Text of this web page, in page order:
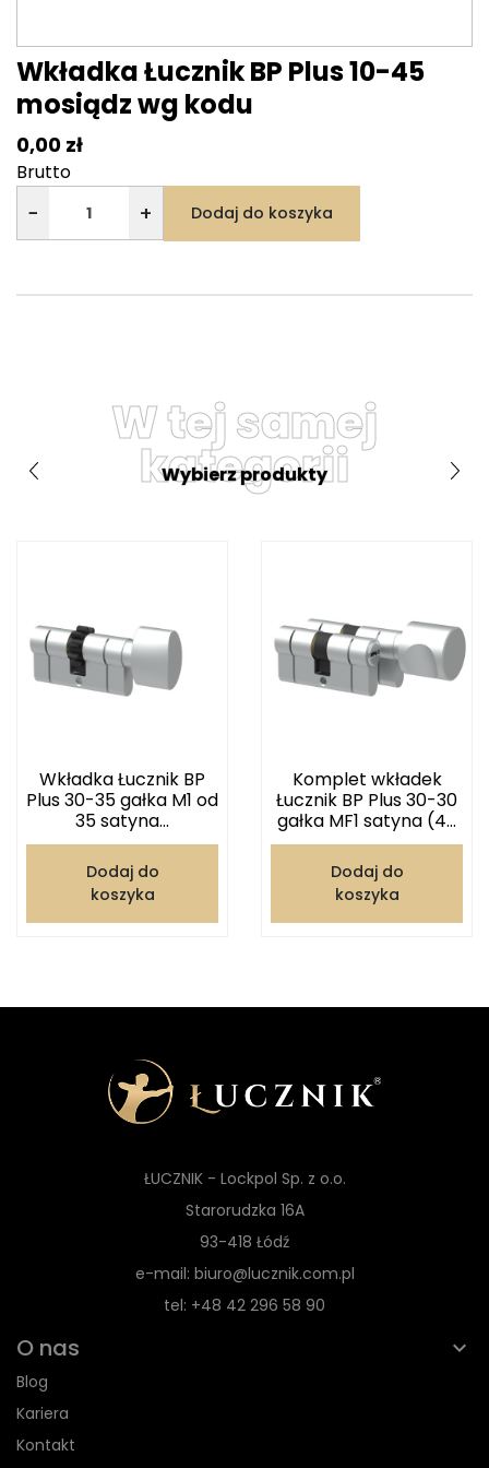
Wkładka Łucznik BP Plus 10-45
mosiądz wg kodu
0,00 zł
Brutto
− + Dodaj do koszyka
W tej samej
kategorii
Wybierz produkty
Wkładka Łucznik BP
Plus 30-35 gałka M1 od
35 satyna...
Dodaj do
koszyka
Komplet wkładek
Łucznik BP Plus 30-30
gałka MF1 satyna (4...
Dodaj do
koszyka
ŁUCZNIK - Lockpol Sp. z o.o.
Starorudzka 16A
93-418 Łódź
e-mail: biuro@lucznik.com.pl
tel: +48 42 296 58 90
O nas
Blog
Kariera
Kontakt